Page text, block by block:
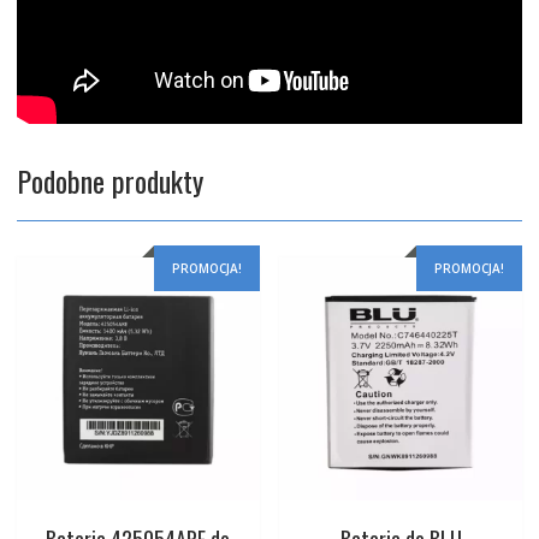
Podobne produkty
PROMOCJA! PROMOCJA!